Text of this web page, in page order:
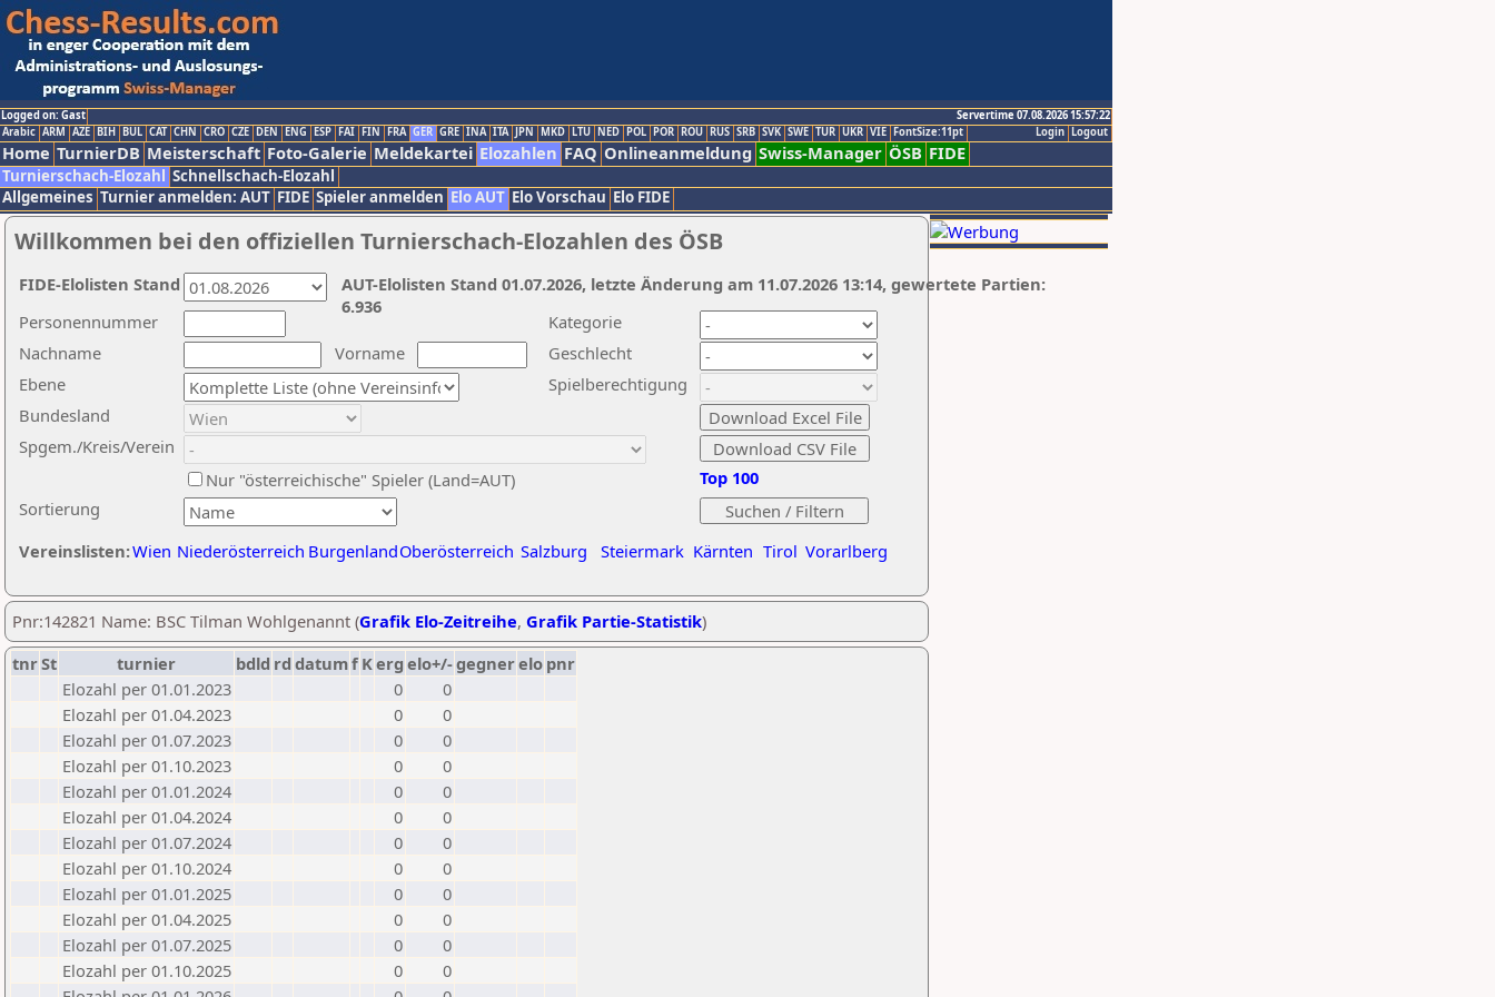
Logged on: Gast
Servertime 07.08.2026 15:57:22
Logout
Login
Arabic ARM AZE BIH BUL CAT CHN CRO CZE DEN ENG ESP FAI FIN FRA GER GRE INA ITA JPN MKD LTU NED POL POR ROU RUS SRB SVK SWE TUR UKR VIE FontSize:11pt
Home TurnierDB Meisterschaft Foto-Galerie Meldekartei Elozahlen FAQ Onlineanmeldung Swiss-Manager ÖSB FIDE
Turnierschach-Elozahl Schnellschach-Elozahl
Allgemeines Turnier anmelden: AUT FIDE Spieler anmelden Elo AUT Elo Vorschau Elo FIDE
Willkommen bei den offiziellen Turnierschach-Elozahlen des ÖSB
Nachname
Vorname
Ebene
Kategorie
Sortierung
Personennummer
Bundesland
Spgem./Kreis/Verein
Geschlecht
Nur "österreichische" Spieler (Land=AUT)
Spielberechtigung
Vereinslisten:Wien Niederösterreich BurgenlandOberösterreich Salzburg Steiermark Kärnten Tirol Vorarlberg
Top 100
AUT-Elolisten Stand 01.07.2026, letzte Änderung am 11.07.2026 13:14, gewertete Partien:
6.936
FIDE-Elolisten Stand
Pnr:142821 Name: BSC Tilman Wohlgenannt (Grafik Elo-Zeitreihe, Grafik Partie-Statistik)
tnrSt turnier bdld rd datumf Kerg elo+/-gegnerelo pnr
Elozahl per 01.01.2023
0
0
Elozahl per 01.04.2023
0
0
Elozahl per 01.07.2023
0
0
Elozahl per 01.10.2023
0
0
Elozahl per 01.01.2024
0
0
Elozahl per 01.04.2024
0
0
Elozahl per 01.07.2024
0
0
Elozahl per 01.10.2024
0
0
Elozahl per 01.01.2025
0
0
Elozahl per 01.04.2025
0
0
Elozahl per 01.07.2025
0
0
Elozahl per 01.10.2025
0
0